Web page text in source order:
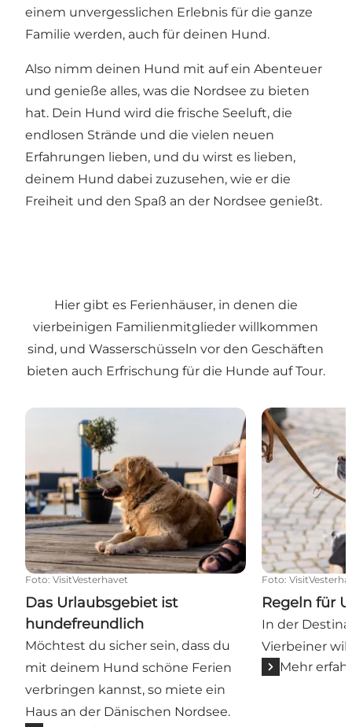
einem unvergesslichen Erlebnis für die ganze
Familie werden, auch für deinen Hund.
Also nimm deinen Hund mit auf ein Abenteuer
und genieße alles, was die Nordsee zu bieten
hat. Dein Hund wird die frische Seeluft, die
endlosen Strände und die vielen neuen
Erfahrungen lieben, und du wirst es lieben,
deinem Hund dabei zuzusehen, wie er die
Freiheit und den Spaß an der Nordsee genießt.
Hier gibt es Ferienhäuser, in denen die
vierbeinigen Familienmitglieder willkommen
sind, und Wasserschüsseln vor den Geschäften
bieten auch Erfrischung für die Hunde auf Tour.
Das Urlaubsgebiet ist hundefreundlich
Foto: VisitVesterhavet
Das Urlaubsgebiet ist
hundefreundlich
Möchtest du sicher sein, dass du
mit deinem Hund schöne Ferien
verbringen kannst, so miete ein
Haus an der Dänischen Nordsee.
Regeln für
Foto:
Regeln für
In der
Vierbeiner
Mehr